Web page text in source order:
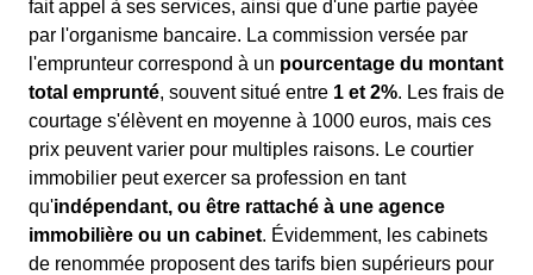
fait appel à ses services, ainsi que d'une partie payée
par l'organisme bancaire. La commission versée par
l'emprunteur correspond à un pourcentage du montant
total emprunté, souvent situé entre 1 et 2%. Les frais de
courtage s'élèvent en moyenne à 1000 euros, mais ces
prix peuvent varier pour multiples raisons. Le courtier
immobilier peut exercer sa profession en tant
qu'indépendant, ou être rattaché à une agence
immobilière ou un cabinet. Évidemment, les cabinets
de renommée proposent des tarifs bien supérieurs pour